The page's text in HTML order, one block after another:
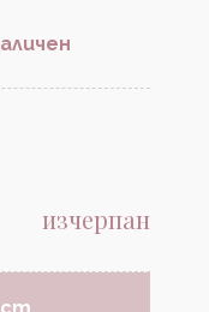
изчерпан